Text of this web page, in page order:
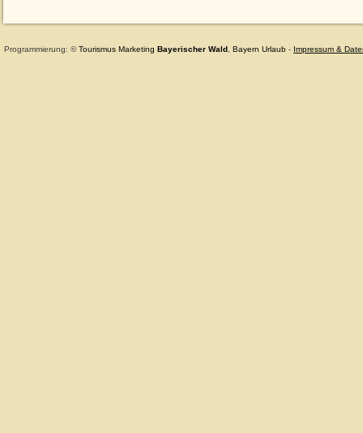
Programmierung: ©Tourismus Marketing Bayerischer Wald Bayern Urlaub - Impressum &